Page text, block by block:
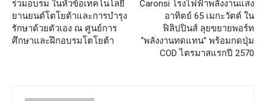
ร่วมอบรม ในหัวข้อเทคโนโลยี
ยานยนต์โตโยต้าและการบำรุง
รักษาด้วยตัวเอง ณ ศูนย์การ
ศึกษาและฝึกอบรมโตโยต้า
Caronsi โรงไฟฟ้าพลังงานแสง
อาทิตย์ 65 เมกะวัตต์ ใน
ฟิลิปปินส์ ลุยขยายพอร์ท
“พลังงานทดแทน” พร้อมกดปุ่ม
COD ไตรมาสแรกปี 2570